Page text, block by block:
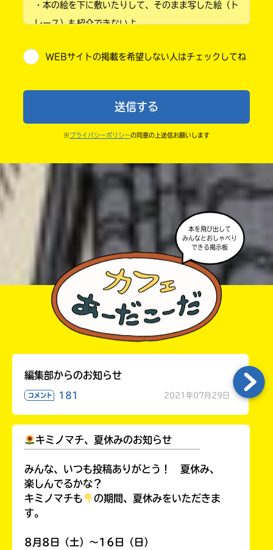
小学4年
小学6年
中学1年
・本の絵を下に敷いたりして、そのまま写した絵（ト
レース）も紹介できないよ。
・送ってからすぐには紹介されないので、待ってて
ならないよう気をつけてね。
・キャンペーン開催中は、投稿した後の画面にバナー
・ポプラ社の宣伝物で紹介させてもらうことがある
・かき終えたら、人を傷つけていたり、個人情報をか
きこんでいたり、字がまちがっていたりしないか、読
みなおしてみてね。
WEBサイトの掲載を希望しない人はチェックしてね
送信する
※ プライバシーポリシーの同意の上送信お願いします
本を飛び出して
みんなとおしゃべり
できる掲示板
編集部からのお知らせ
コメント 181 2021年07月29日
キミノマチ、夏休みのお知らせ
みんな、いつも投稿ありがとう！ 夏休み、
楽しんでるかな？
キミノマチも
の期間、夏休みをいただきま
す。
8月8日（土）～16日（日）